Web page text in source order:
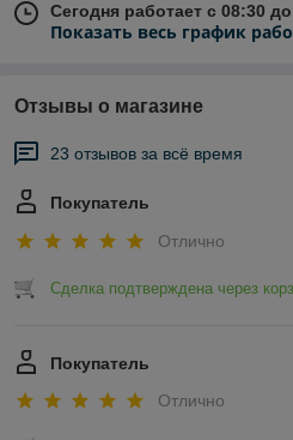
Сегодня работает с 08:30
Показать весь график
Отзывы о магазине
23 отзывов за всё время
Покупатель
Отлично
Сделка подтверждена через
Покупатель
Отлично